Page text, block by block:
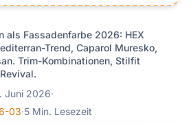
als Fassadenfarbe 2026: HEX
Trend, Caparol Muresko,
Trim-Kombinationen, Stilfit
Juni 2026·
03·5 Min. Lesezeit